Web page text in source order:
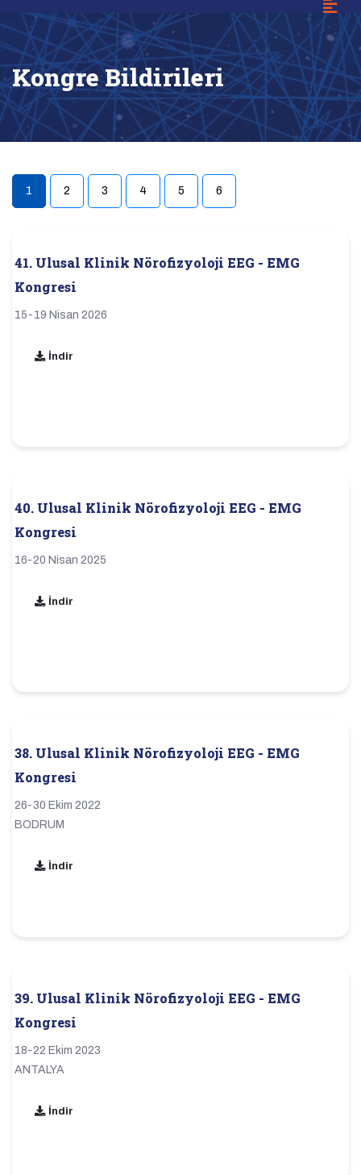
Kongre Bildirileri
1
(current)
2 3 4 5 6
41. Ulusal Klinik Nörofizyoloji EEG - EMG
Kongresi
15-19 Nisan 2026
İndir
40. Ulusal Klinik Nörofizyoloji EEG - EMG
Kongresi
16-20 Nisan 2025
İndir
38. Ulusal Klinik Nörofizyoloji EEG - EMG
Kongresi
26-30 Ekim 2022
BODRUM
İndir
39. Ulusal Klinik Nörofizyoloji EEG - EMG
Kongresi
18-22 Ekim 2023
ANTALYA
İndir